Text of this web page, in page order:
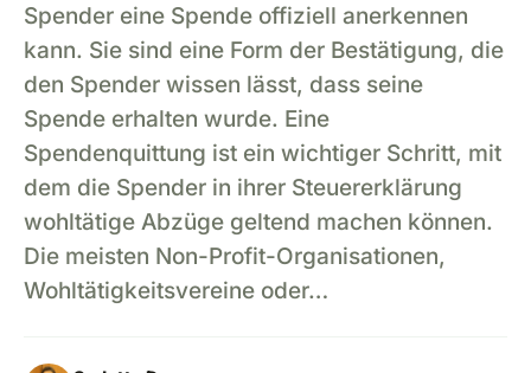
Spender eine Spende offiziell anerkennen
kann. Sie sind eine Form der Bestätigung, die
den Spender wissen lässt, dass seine
Spende erhalten wurde. Eine
Spendenquittung ist ein wichtiger Schritt, mit
dem die Spender in ihrer Steuererklärung
wohltätige Abzüge geltend machen können.
Die meisten Non-Profit-Organisationen,
Wohltätigkeitsvereine oder…